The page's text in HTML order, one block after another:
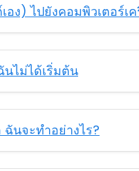
ง) ไปยังคอมพิวเตอร์เ
นไม่ได้เริ่มต้น
นจะทำอย่างไร?